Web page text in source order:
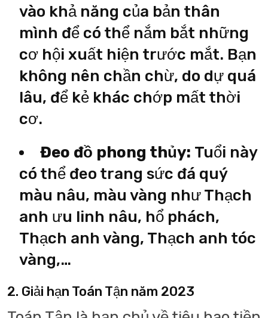
vào khả năng của bản thân
mình để có thể nắm bắt những
cơ hội xuất hiện trước mắt. Bạn
không nên chần chừ, do dự quá
lâu, để kẻ khác chớp mất thời
cơ.
Đeo đồ phong thủy: Tuổi này
có thể đeo trang sức đá quý
màu nâu, màu vàng như Thạch
anh ưu linh nâu, hổ phách,
Thạch anh vàng, Thạch anh tóc
vàng,…
2. Giải hạn Toán Tận năm 2023